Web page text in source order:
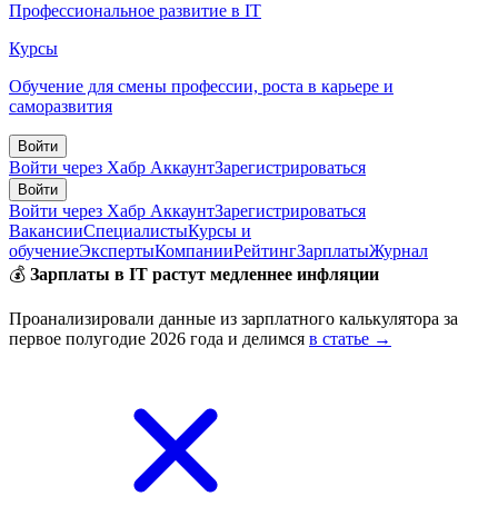
Профессиональное развитие в IT
Курсы
Обучение для смены профессии, роста в карьере и
саморазвития
Войти
Войти через Хабр АккаунтЗарегистрироваться
Войти
Войти через Хабр АккаунтЗарегистрироваться
ВакансииСпециалистыКурсы и
обучениеЭкспертыКомпанииРейтингЗарплатыЖурнал
💰 Зарплаты в IT растут медленнее инфляции
Проанализировали данные из зарплатного калькулятора за
первое полугодие 2026 года и делимся в статье →